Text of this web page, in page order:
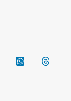
Telegram WhatsApp